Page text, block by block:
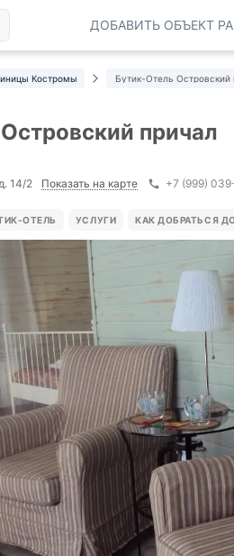
ДОБАВИТЬ ОБЪЕКТ
Костромы Бутик-Отель Островский
причал
14/2 Показать на карте +7 (999)
ОТЕЛЬ УСЛУГИ КАК ДОБРАТЬСЯ